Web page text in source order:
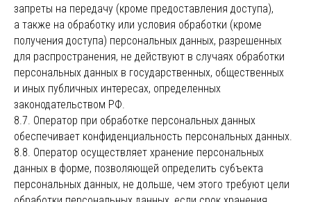
запреты на передачу (кроме предоставления доступа),
а также на обработку или условия обработки (кроме
получения доступа) персональных данных, разрешенных
для распространения, не действуют в случаях обработки
персональных данных в государственных, общественных
и иных публичных интересах, определенных
законодательством РФ.
8.7. Оператор при обработке персональных данных
обеспечивает конфиденциальность персональных данных.
8.8. Оператор осуществляет хранение персональных
данных в форме, позволяющей определить субъекта
персональных данных, не дольше, чем этого требуют цели